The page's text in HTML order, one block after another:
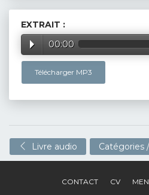
EXTRAIT :
00:00
Télécharger MP3
Livre audio Catégories
CONTACT CV